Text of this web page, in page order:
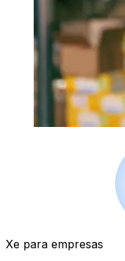
Xe para empresas